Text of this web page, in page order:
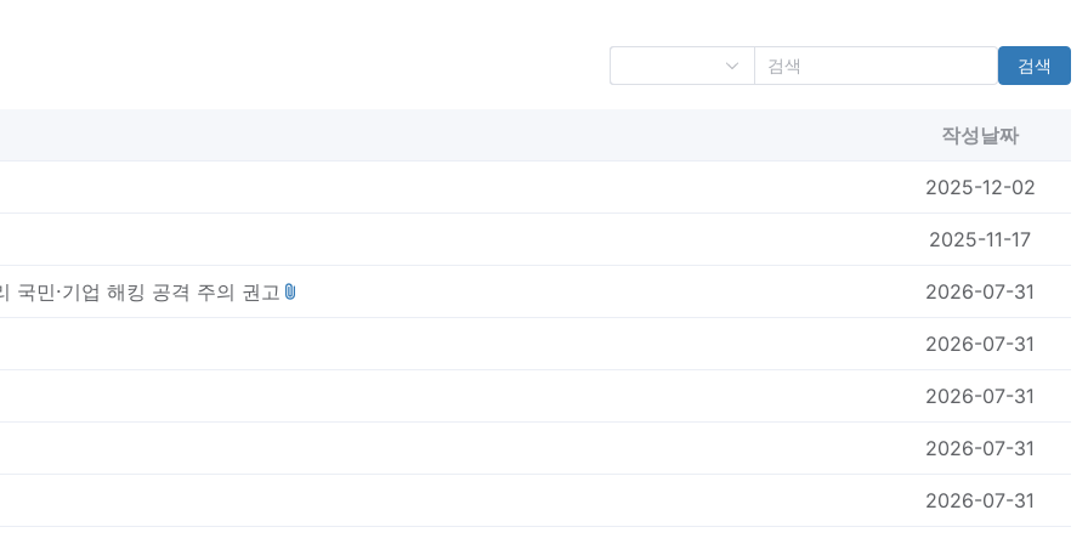
검색
작성날짜
2025-12-02
2025-11-17
국민·기업 해킹 공격 주의 권고 2026-07-31
2026-07-31
2026-07-31
2026-07-31
2026-07-31